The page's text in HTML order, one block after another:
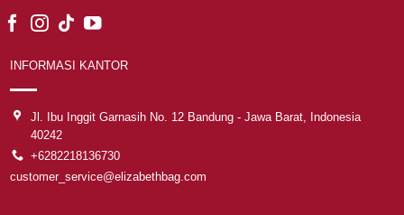
INFORMASI KANTOR
Jl. Ibu Inggit Garnasih No. 12 Bandung - Jawa Barat, Indonesia
40242
+6282218136730
customer_service@elizabethbag.com